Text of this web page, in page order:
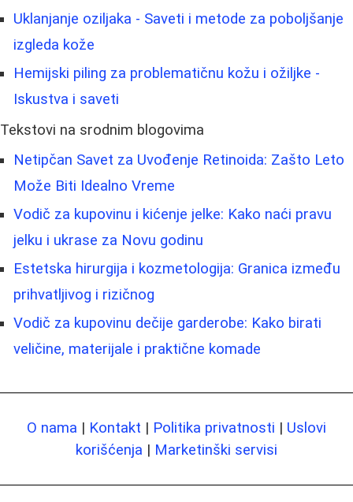
Uklanjanje oziljaka - Saveti i metode za poboljšanje
izgleda kože
Hemijski piling za problematičnu kožu i ožiljke -
Iskustva i saveti
Tekstovi na srodnim blogovima
Netipčan Savet za Uvođenje Retinoida: Zašto Leto
Može Biti Idealno Vreme
Vodič za kupovinu i kićenje jelke: Kako naći pravu
jelku i ukrase za Novu godinu
Estetska hirurgija i kozmetologija: Granica između
prihvatljivog i rizičnog
Vodič za kupovinu dečije garderobe: Kako birati
veličine, materijale i praktične komade
O nama | Kontakt | Politika privatnosti | Uslovi
korišćenja | Marketinški servisi